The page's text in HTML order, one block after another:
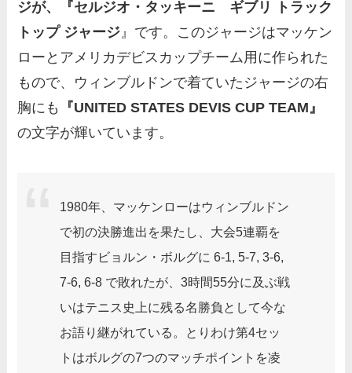
ジが、『セルジオ・タッキーニ ギブリ トラック
トップ ジャージ 』 です。このジャージはマッケン
ローとアメリカデビスカップチーム用に作られた
もので、ウィンブルドンで着ていたジャージの右
胸にも
『UNITED STATES DEVIS CUP TEAM』
の文字が輝いています。
1980年、マッケンローはウィンブルドン
で初の決勝進出を果たし、大会5連覇を
目指すビョルン・ボルグに 6-1, 5-7, 3-6,
7-6, 6-8 で敗れたが、3時間55分に及ぶ戦
いはテニス史上に残る名勝負として今な
お語り継がれている。とりわけ第4セッ
トはボルグの7つのマッチポイントを凌